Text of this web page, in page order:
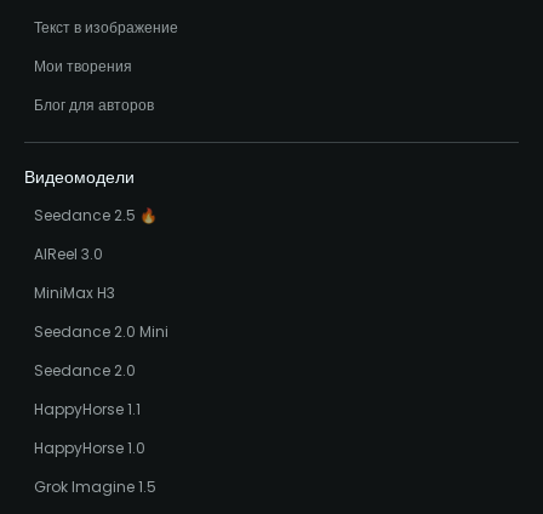
Текст в изображение
Мои творения
Блог для авторов
Видеомодели
Seedance 2.5 🔥
AIReel 3.0
MiniMax H3
Seedance 2.0 Mini
Seedance 2.0
HappyHorse 1.1
HappyHorse 1.0
Grok Imagine 1.5